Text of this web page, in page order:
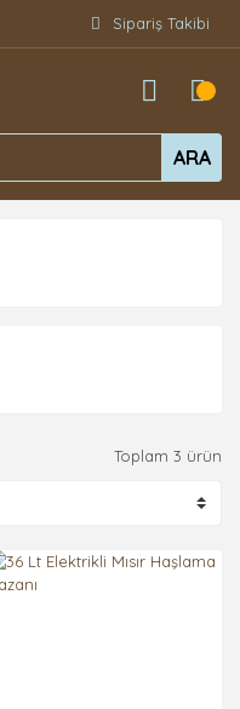
Sipariş Takibi
ARA
Toplam 3 ürün